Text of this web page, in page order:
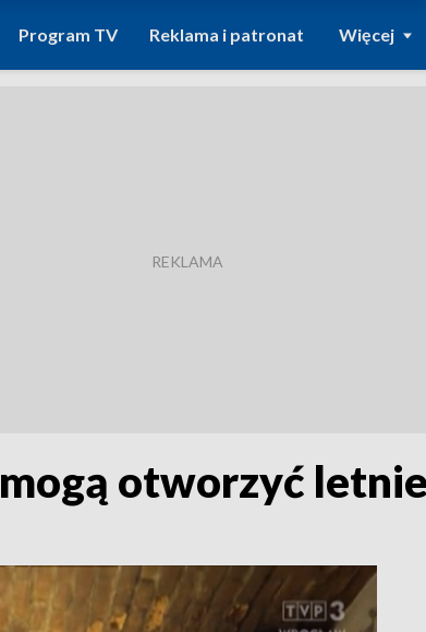
Program TV Reklama i patronat Więcej
otworzyć